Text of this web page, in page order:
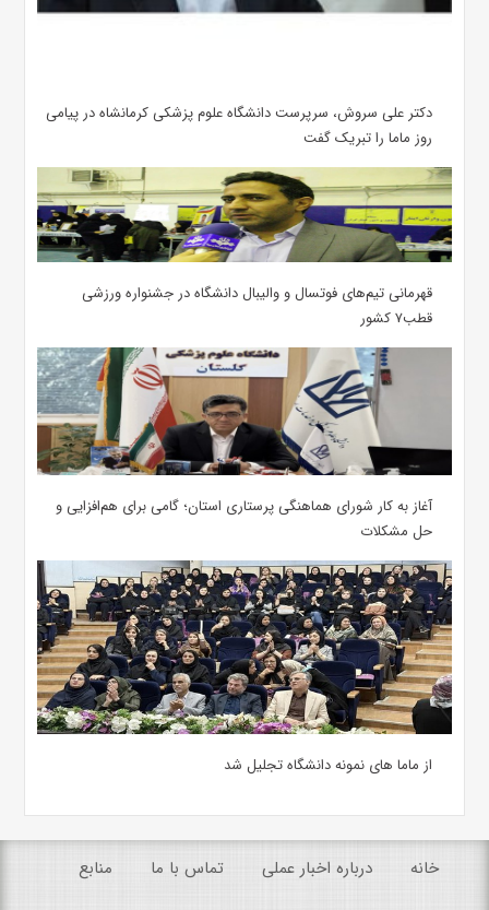
دکتر علی سروش، سرپرست دانشگاه علوم پزشکی کرمانشاه در پیامی
روز ماما را تبریک گفت
قهرمانی تیم‌های فوتسال و والیبال دانشگاه در جشنواره ورزشی
قطب۷ کشور
آغاز به کار شورای هماهنگی پرستاری استان؛ گامی برای هم‌افزایی و
حل مشکلات
از ماما های نمونه دانشگاه تجلیل شد
خانه درباره اخبار عملی تماس با ما منابع